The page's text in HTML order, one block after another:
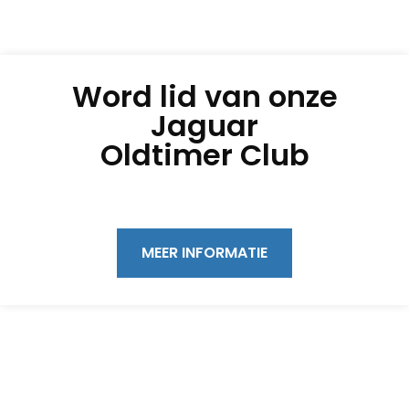
Word lid van onze
Jaguar
Oldtimer Club
MEER INFORMATIE